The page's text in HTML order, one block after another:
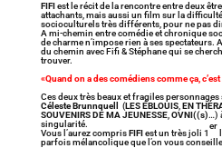
FIFIest le récit de la rencontre entre deux
attachants, mais aussi un film sur la
socioculturels très différents, pour ne pas
A mi-chemin entre comédie et chronique
de charme n’impose rien à ses spectateurs.
du chemin avec Fifi & Stéphane qui se
trouver.
«Quand on a des comédiens comme ça,
Ces deux très beaux et fragiles
Céleste Brunnquell
(LES ÉBLOUIS, EN
SOUVENIRS DE MA JEUNESSE, OVNI((s)…)
singularité.
Vous l’aurez comprisFIFIest un très joli 1
er
parfois mélancolique que l’on vous